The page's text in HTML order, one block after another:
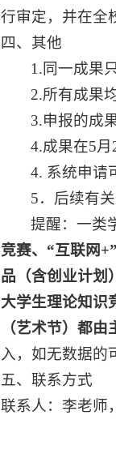
行审定，并在全
四、其他
1.同一成果
2.所有成果
3.申报的成
4.成果在5月
4. 系统申请
5．后续有
提醒：一类
竞赛、 “互联网+
品（含创业计划
大学生理论知识
（艺术节）都由
入，如无数据的
五、联系方式
联系人：李老师